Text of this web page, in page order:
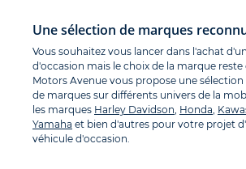
Une sélection de marques
Vous souhaitez vous lancer dans l'achat
d'occasion mais le choix de la marque reste
Motors Avenue vous propose une
de marques sur différents univers de la
les marques Harley Davidson Honda
Yamaha et bien d'autres pour votre projet
véhicule d'occasion.